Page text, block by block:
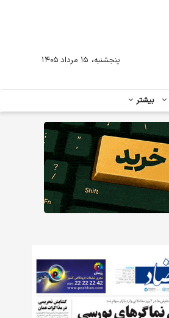
بیشتر
پنجشنبه، ۱۵ مرداد ۱۴۰۵